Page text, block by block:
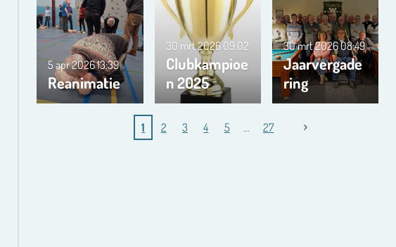
Reanimatie
5 apr 202613:39
Clubkampioe
n 2025
30 mrt 2026 09:02
Jaarvergade
ring
30 mrt 202608:49
1 2 3 4 5 27